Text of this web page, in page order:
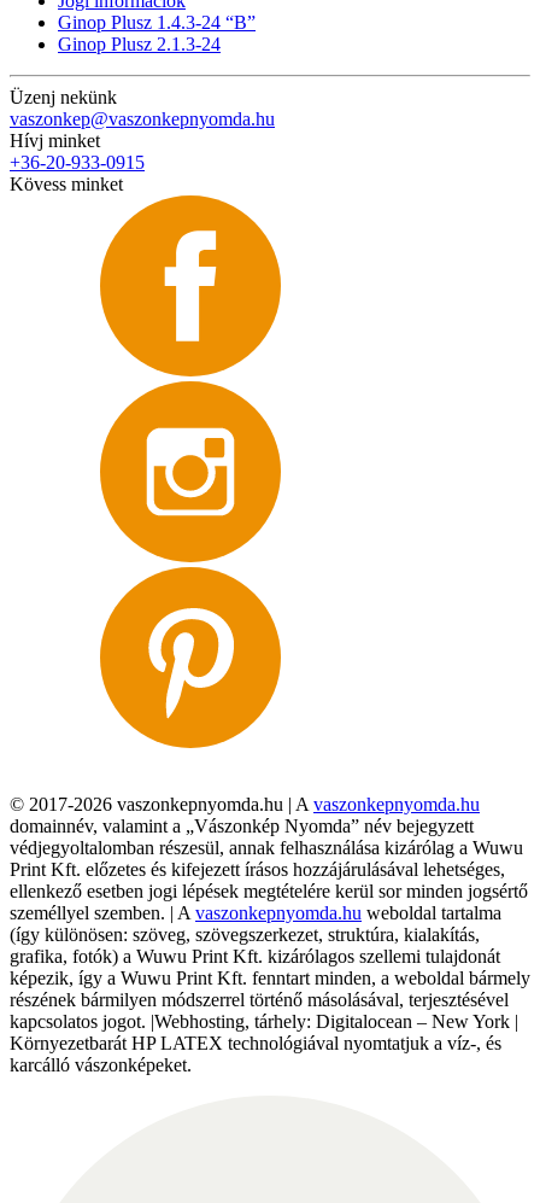
Ginop Plusz 1.4.3-24 “B”
Ginop Plusz 2.1.3-24
Üzenj nekünk
vaszonkep@vaszonkepnyomda.hu
Hívj minket
+36-20-933-0915
Kövess minket
© 2017-2026 vaszonkepnyomda.hu | A vaszonkepnyomda.hu
domainnév, valamint a „Vászonkép Nyomda” név bejegyzett
védjegyoltalomban részesül, annak felhasználása kizárólag a Wuwu
Print Kft. előzetes és kifejezett írásos hozzájárulásával lehetséges,
ellenkező esetben jogi lépések megtételére kerül sor minden jogsértő
személlyel szemben. | A vaszonkepnyomda.hu weboldal tartalma
(így különösen: szöveg, szövegszerkezet, struktúra, kialakítás,
grafika, fotók) a Wuwu Print Kft. kizárólagos szellemi tulajdonát
képezik, így a Wuwu Print Kft. fenntart minden, a weboldal bármely
részének bármilyen módszerrel történő másolásával, terjesztésével
kapcsolatos jogot. |Webhosting, tárhely: Digitalocean – New York |
Környezetbarát HP LATEX technológiával nyomtatjuk a víz-, és
karcálló vászonképeket.